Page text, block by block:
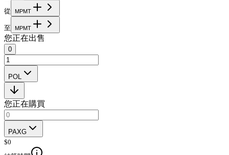
從 MPMT
至 MPMT
您正在出售
0
POL
您正在購買
PAXG
$0